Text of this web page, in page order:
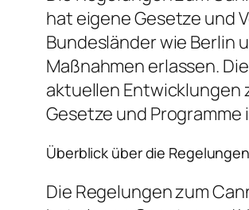
hat eigene Gesetze und
Bundesländer wie Berlin
Maßnahmen erlassen.
aktuellen Entwicklungen
Gesetze und
Überblick über die
Die Regelungen zum